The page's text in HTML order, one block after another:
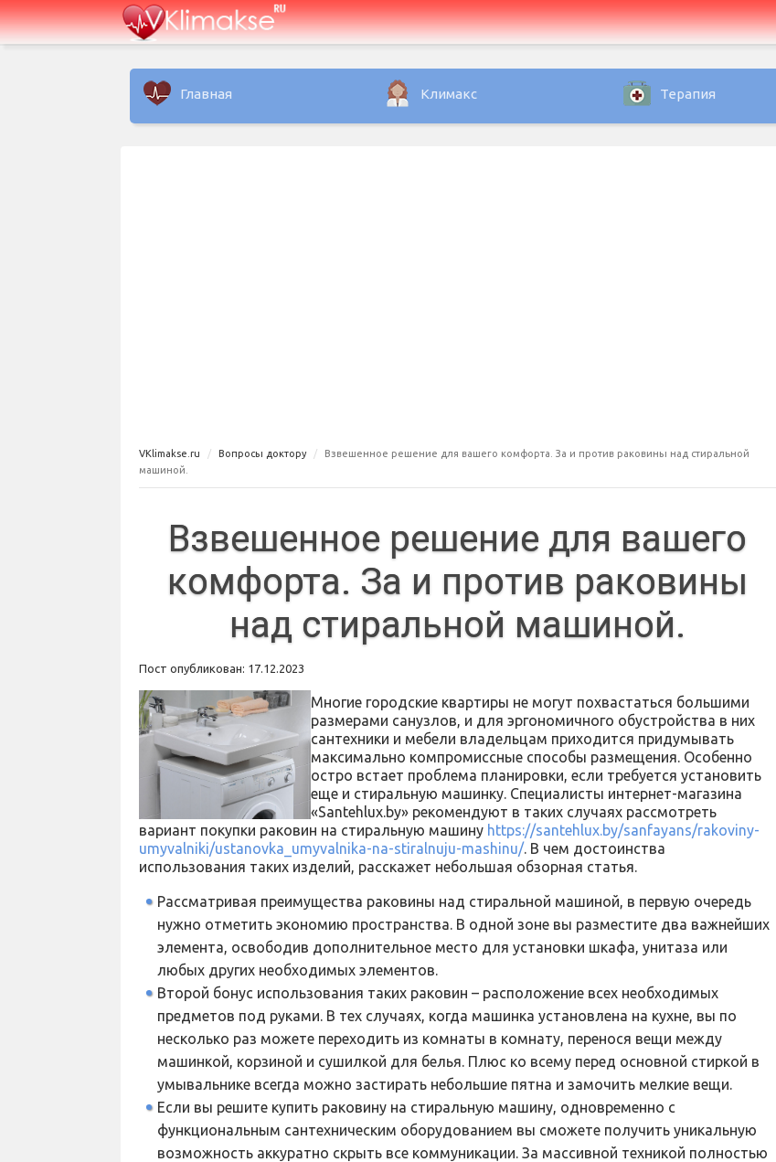
Главная Климакс Терапия
VKlimakse.ru Вопросы доктору
Взвешенное решение для вашего комфорта. За и против раковины над стиральной
машиной.
Взвешенное решение для вашего
комфорта. За и против раковины
над стиральной машиной.
Пост опубликован: 17.12.2023
Многие городские квартиры не могут похвастаться большими
размерами санузлов, и для эргономичного обустройства в них
сантехники и мебели владельцам приходится придумывать
максимально компромиссные способы размещения. Особенно
остро встает проблема планировки, если требуется установить
еще и стиральную машинку. Специалисты интернет-магазина
«Santehlux.by» рекомендуют в таких случаях рассмотреть
вариант покупки раковин на стиральную машину https://santehlux.by/sanfayans/rakoviny-
umyvalniki/ustanovka_umyvalnika-na-stiralnuju-mashinu/. В чем достоинства
использования таких изделий, расскажет небольшая обзорная статья.
Рассматривая преимущества раковины над стиральной машиной, в первую очередь
нужно отметить экономию пространства. В одной зоне вы разместите два важнейших
элемента, освободив дополнительное место для установки шкафа, унитаза или
любых других необходимых элементов.
Второй бонус использования таких раковин – расположение всех необходимых
предметов под руками. В тех случаях, когда машинка установлена на кухне, вы по
несколько раз можете переходить из комнаты в комнату, перенося вещи между
машинкой, корзиной и сушилкой для белья. Плюс ко всему перед основной стиркой в
умывальнике всегда можно застирать небольшие пятна и замочить мелкие вещи.
Если вы решите купить раковину на стиральную машину, одновременно с
функциональным сантехническим оборудованием вы сможете получить уникальную
возможность аккуратно скрыть все коммуникации. За массивной техникой полностью